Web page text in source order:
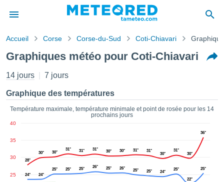
de
a
par
des
Vous
en
Accueil Corse Corse-du-Sud Coti-Chiavari
Graphiques météo pour Coti-Chiavari
14 jours 7 jours
Graphique des températures
Température maximale, température minimale et point de rosée pour les 14
prochains jours
25
30
35
40
28°
30° 30°
31° 31° 31° 30° 30° 31° 31°
30°
31°
30°
36°
24° 24°
25° 25° 25° 26° 25° 26° 25° 25° 24°
25°
22°
25°